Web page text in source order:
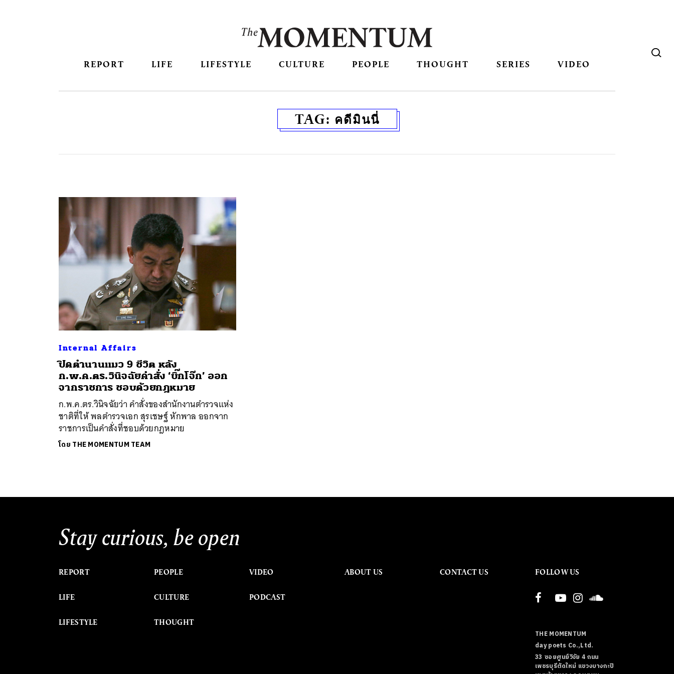
REPORT LIFE LIFESTYLE CULTURE PEOPLE THOUGHT SERIES VIDEO
TAG: คดีมินนี่
Internal Affairs
ปิดตำนานแมว 9 ชีวิต หลัง
ก.พ.ค.ตร.วินิจฉัยคำสั่ง ‘บิ๊กโจ๊ก’ ออก
จากราชการ ชอบด้วยกฎหมาย
ก.พ.ค.ตร.วินิจฉัยว่า คำสั่งของสำนักงานตำรวจแห่ง
ชาติที่ให้ พลตำรวจเอก สุรเชษฐ์ หักพาล ออกจาก
ราชการเป็นคำสั่งที่ชอบด้วยกฎหมาย
โดย THE MOMENTUM TEAM
Stay curious, be open
REPORT
LIFE
LIFESTYLE
PEOPLE
CULTURE
THOUGHT
VIDEO
PODCAST
ABOUT US CONTACT US FOLLOW US
THE MOMENTUM
day poets Co.,Ltd.
33 ซอยศูนย์วิจัย 4 ถนน
เพชรบุรีตัดใหม่ แขวงบางกะปิ